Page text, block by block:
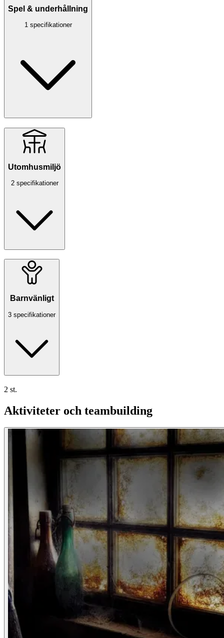
Spel & underhållning
1 specifikationer
Utomhusmiljö
2 specifikationer
Barnvänligt
3 specifikationer
2 st.
Aktiviteter och teambuilding